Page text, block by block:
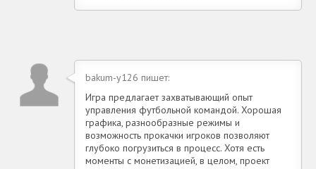
bakum-y126 пишет:
Игра предлагает захватывающий опыт
управления футбольной командой. Хорошая
графика, разнообразные режимы и
возможность прокачки игроков позволяют
глубоко погрузиться в процесс. Хотя есть
моменты с монетизацией, в целом, проект